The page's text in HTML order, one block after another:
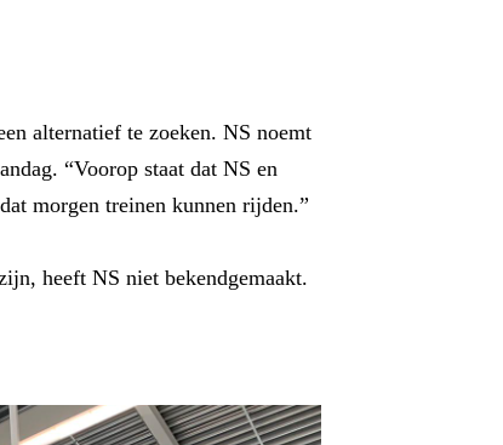
alternatief te zoeken. NS noemt
“Voorop staat dat NS en
morgen treinen kunnen rijden.”
heeft NS niet bekendgemaakt.